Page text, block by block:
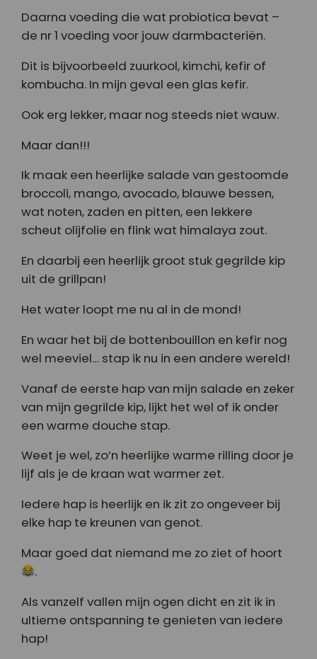
Daarna voeding die wat probiotica bevat –
de nr 1 voeding voor jouw darmbacteriën.
Dit is bijvoorbeeld zuurkool, kimchi, kefir of
kombucha. In mijn geval een glas kefir.
Ook erg lekker, maar nog steeds niet wauw.
Maar dan!!!
Ik maak een heerlijke salade van gestoomde
broccoli, mango, avocado, blauwe bessen,
wat noten, zaden en pitten, een lekkere
scheut olijfolie en flink wat himalaya zout.
En daarbij een heerlijk groot stuk gegrilde kip
uit de grillpan!
Het water loopt me nu al in de mond!
En waar het bij de bottenbouillon en kefir nog
wel meeviel… stap ik nu in een andere wereld!
Vanaf de eerste hap van mijn salade en zeker
van mijn gegrilde kip, lijkt het wel of ik onder
een warme douche stap.
Weet je wel, zo’n heerlijke warme rilling door je
lijf als je de kraan wat warmer zet.
Iedere hap is heerlijk en ik zit zo ongeveer bij
elke hap te kreunen van genot.
Maar goed dat niemand me zo ziet of hoort
.
Als vanzelf vallen mijn ogen dicht en zit ik in
ultieme ontspanning te genieten van iedere
hap!